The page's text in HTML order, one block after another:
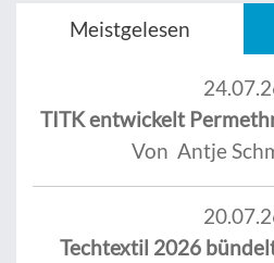
Meistgelesen
TITK entwickelt
Von Antje
Techtextil 2026